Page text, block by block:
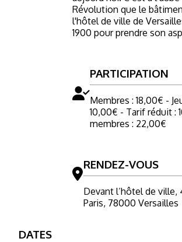
Révolution que le
l'hôtel de ville de
1900 pour prendre son
PARTICIPATION
Membres : 18,00€ -
10,00€ - Tarif réduit :
membres : 22,00€
RENDEZ-VOUS
Devant l’hôtel de ville,
Paris, 78000 Versailles
DATES